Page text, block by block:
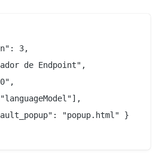
3,
de Endpoint",
"popup.html" }